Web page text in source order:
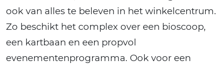
ook van alles te beleven in het winkelcentrum.
Zo beschikt het complex over een bioscoop,
een kartbaan en een propvol
evenementenprogramma. Ook voor een